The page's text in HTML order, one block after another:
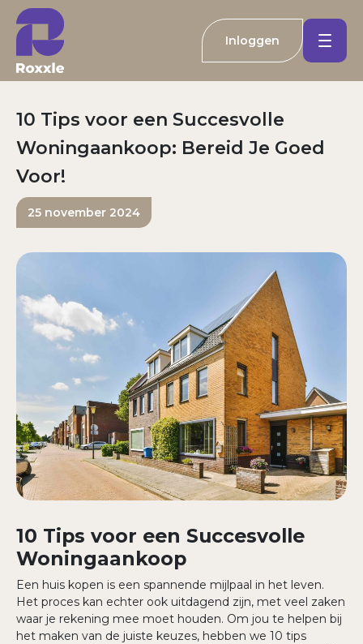
Welkom bij Roxxle
Inloggen Registreren
Inloggen
Wachtwoord vergeten?
Huurwoningen
Buitenland
Nieuwbouw
Actueel
Kantoren
Contact
Inloggen
10 Tips voor een Succesvolle
Woningaankoop: Bereid Je Goed
Voor!
25 november 2024
10 Tips voor een Succesvolle
Woningaankoop
Een huis kopen is een spannende mijlpaal in het leven.
Het proces kan echter ook uitdagend zijn, met veel zaken
waar je rekening mee moet houden. Om jou te helpen bij
het maken van de juiste keuzes, hebben we 10 tips